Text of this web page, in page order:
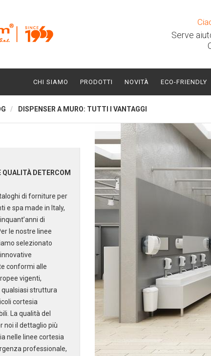
Serve
CHI SIAMO PRODOTTI NOVITÀ ECO-FRIENDLY
DISPENSER A MURO: TUTTI I VANTAGGI
QUALITÀ DETERCOM
di forniture per
e spa made in Italy,
di
le nostre linee
selezionato
conformi alle
vigenti,
qualsiasi struttura
cortesia
La qualità del
noi il dettaglio più
nelle linee cortesia
professionale,